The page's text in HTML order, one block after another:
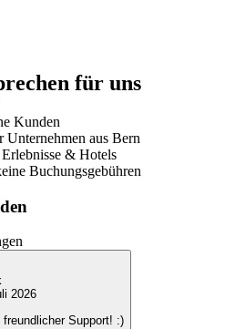
für uns
Kunden
aus Bern
& Hotels
Buchungsgebühren
2026
Support! :)